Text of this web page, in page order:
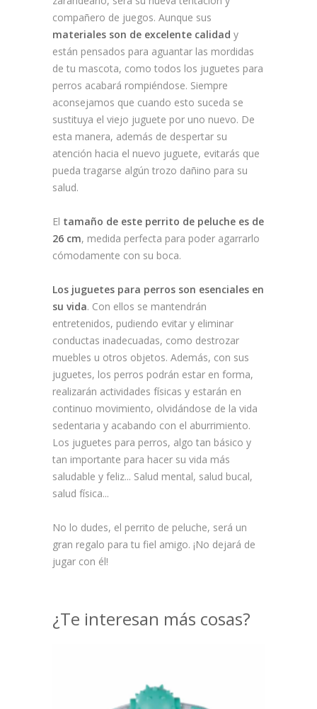
compañero de juegos. Aunque sus
materiales son de excelente calidad y
están pensados para aguantar las mordidas
de tu mascota, como todos los juguetes para
perros acabará rompiéndose. Siempre
aconsejamos que cuando esto suceda se
sustituya el viejo juguete por uno nuevo. De
esta manera, además de despertar su
atención hacia el nuevo juguete, evitarás que
pueda tragarse algún trozo dañino para su
salud.
El tamaño de este perrito de peluche es de
26 cm, medida perfecta para poder agarrarlo
cómodamente con su boca.
Los juguetes para perros son esenciales en
su vida. Con ellos se mantendrán
entretenidos, pudiendo evitar y eliminar
conductas inadecuadas, como destrozar
muebles u otros objetos. Además, con sus
juguetes, los perros podrán estar en forma,
realizarán actividades físicas y estarán en
continuo movimiento, olvidándose de la vida
sedentaria y acabando con el aburrimiento.
Los juguetes para perros, algo tan básico y
tan importante para hacer su vida más
saludable y feliz... Salud mental, salud bucal,
salud física...
No lo dudes, el perrito de peluche, será un
gran regalo para tu fiel amigo. ¡No dejará de
jugar con él!
¿Te interesan más cosas?